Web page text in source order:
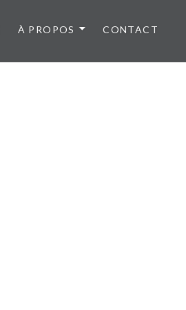
À PROPOS CONTACT